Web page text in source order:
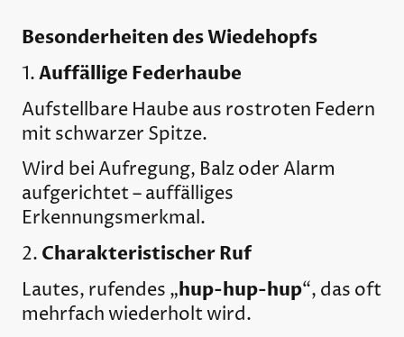
Besonderheiten des Wiedehopfs
1.Auffällige Federhaube
Aufstellbare Haube aus rostroten Federn
mit schwarzer Spitze.
Wird bei Aufregung, Balz oder Alarm
aufgerichtet – auffälliges
Erkennungsmerkmal.
2. Charakteristischer Ruf
Lautes, rufendes „hup-hup-hup“, das oft
mehrfach wiederholt wird.